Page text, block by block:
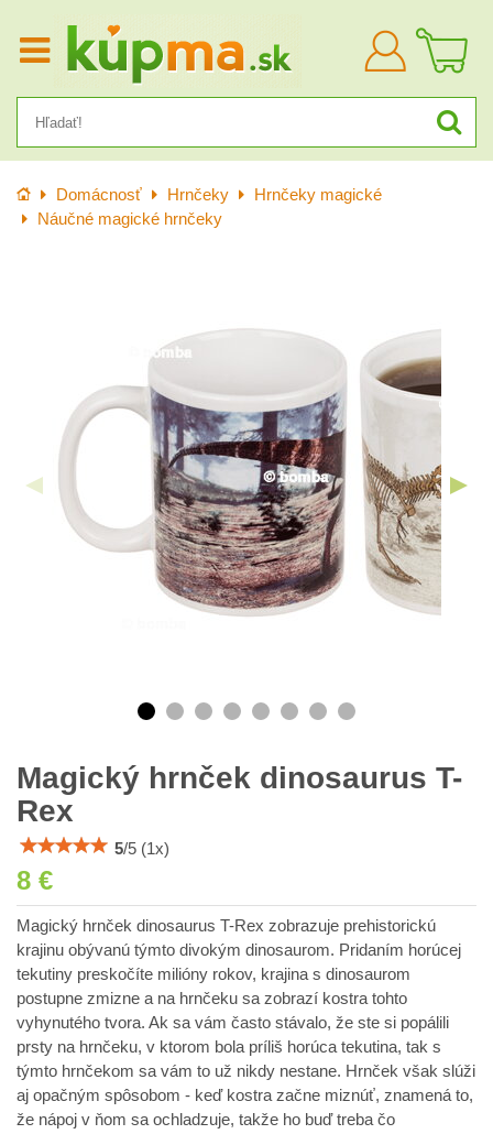
Prihlásiť
sa
Úvod Domácnosť Hrnčeky
Hrnčeky magické
Náučné magické hrnčeky
Magický hrnček dinosaurus T-
Rex
5/5 (1 x)
8 €
Magický hrnček dinosaurus T-Rex zobrazuje prehistorickú
krajinu obývanú týmto divokým dinosaurom. Pridaním horúcej
tekutiny preskočíte milióny rokov, krajina s dinosaurom
postupne zmizne a na hrnčeku sa zobrazí kostra tohto
vyhynutého tvora. Ak sa vám často stávalo, že ste si popálili
prsty na hrnčeku, v ktorom bola príliš horúca tekutina, tak s
týmto hrnčekom sa vám to už nikdy nestane. Hrnček však slúži
aj opačným spôsobom - keď kostra začne miznúť, znamená to,
že nápoj v ňom sa ochladzuje, takže ho buď treba čo